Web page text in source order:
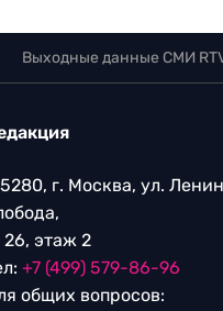
Выходные данные СМИ
г. Москва, ул.
26, этаж 2
+7 (499) 579-86-96
общих вопросов: